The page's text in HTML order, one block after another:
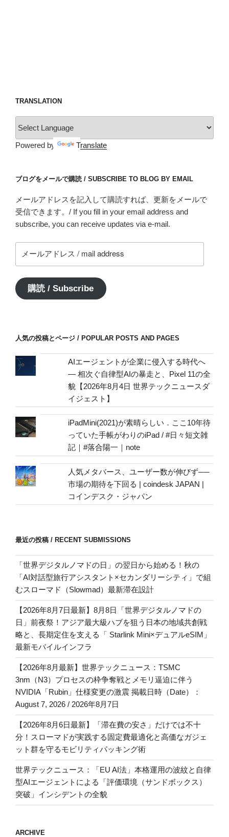
TRANSLATION
Powered by Translate
ブログをメールで購読 / SUBSCRIBE TO BLOG BY EMAIL
メールアドレスを記入して購読すれば、更新をメールで
受信できます。/ If you fill in your email address and
subscribe, you can receive updates via e-mail.
ー
ア
ド
address
購読 / Subscribe
人気の投稿とページ / POPULAR POSTS AND PAGES
AIエージェントが企業に侵入する時代へ
— 相次ぐ自律型AIの暴走と、Pixel 11の全
貌【2026年8月4日 世界テックニュースダ
イジェスト】
iPadMini(2021)が素晴らしい．ここ10年待
っていた手帳がわりのiPad / #日々短文雑
記｜#落合陽一｜note
人気メタバース、ユーザー数が伸びず──
市場の期待を下回る | coindesk JAPAN |
コインデスク・ジャパン
最近の投稿 / RECENT SUBMISSIONS
「世界デジタルノマドの日」の翌日から始める！秋の
「AI対話型旅行アシスタント×セカンダリーシティ」で組
むスローマド（Slowmad）最新滞在設計
【2026年8月7日最新】8月8日「世界デジタルノマドの
日」前夜祭！アジア最大級ハブを狙う日本の地域共創戦
略と、長期定住を支える「 Starlink Mini×デュアルeSIM」
最新モバイルインフラ
【2026年8月最新】世界テックニュース：TSMC
3nm（N3）プロセスの枠争奪戦とメモリ逼迫に伴う
NVIDIA「Rubin」仕様変更の激震 掲載日時（Date）：
August 7, 2026 / 2026年8月7日
【2026年8月6日最新】「滞在費の安さ」だけでは不十
分！スローマドが実践する固定費最適化と高価なガジェ
ット群を守るモビリティパッキング術
世界テックニュース：「EU AI法」本格運用の波紋と自律
型AIエージェントによる「評価環境（サンドボックス）
突破」インシデントの全貌
ARCHIVE